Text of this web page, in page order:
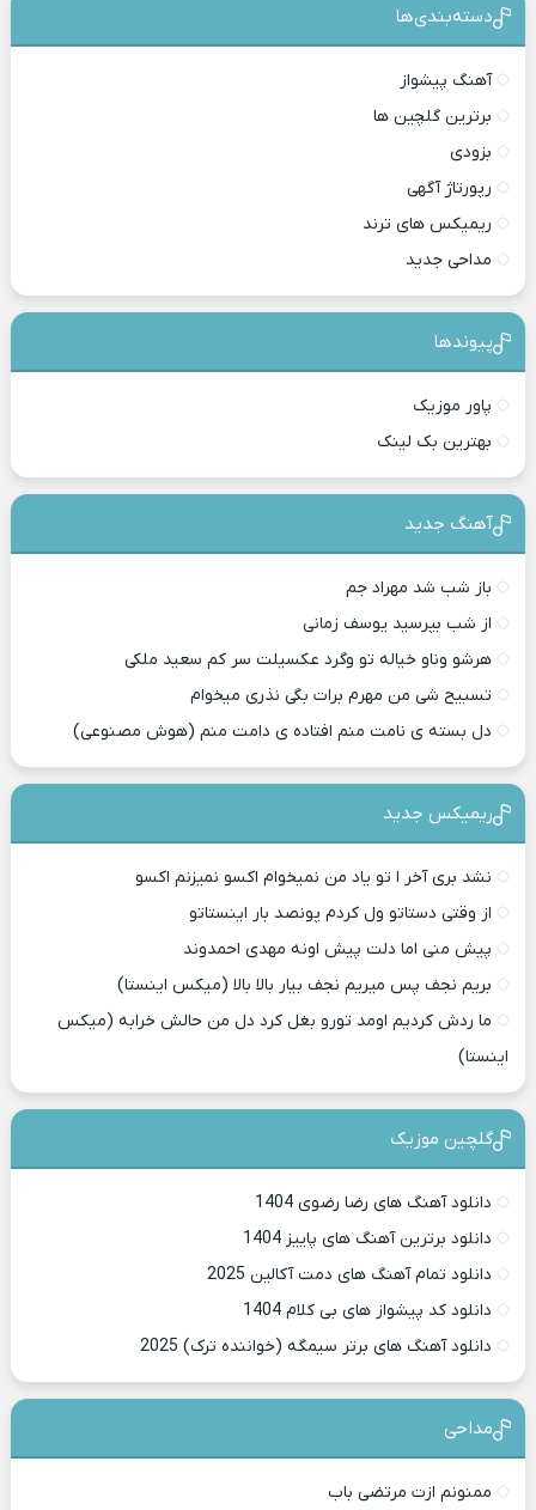
دسته‌بندی‎‌‌ها
آهنگ پیشواز
برترین گلچین ها
بزودی
رپورتاژ آگهی
ریمیکس های ترند
مداحی جدید
پیوندها
پاور موزیک
بهترین بک لینک
آهنگ جدید
باز شب شد مهراد جم
از شب بپرسید یوسف زمانی
هرشو وناو خیاله تو وگرد عکسیلت سر کم سعید ملکی
تسبیح شی من مهرم برات بگی نذری میخوام
دل بسته ی نامت منم افتاده ی دامت منم (هوش مصنوعی)
ریمیکس جدید
نشد بری آخر ا تو یاد من نمیخوام اکسو نمیزنم اکسو
از وقتی دستاتو ول کردم پونصد بار اینستاتو
پیش منی اما دلت پیش اونه مهدی احمدوند
بریم نجف پس میریم نجف بیار بالا بالا (میکس اینستا)
ما ردش کردیم اومد تورو بغل کرد دل من حالش خرابه (میکس
اینستا)
گلچین موزیک
دانلود آهنگ های رضا رضوی 1404
دانلود برترین آهنگ های پاییز 1404
دانلود تمام آهنگ های دمت آکالین 2025
دانلود کد پیشواز های بی کلام 1404
دانلود آهنگ های برتر سیمگه (خواننده ترک) 2025
مداحی
ممنونم ازت مرتضی باب